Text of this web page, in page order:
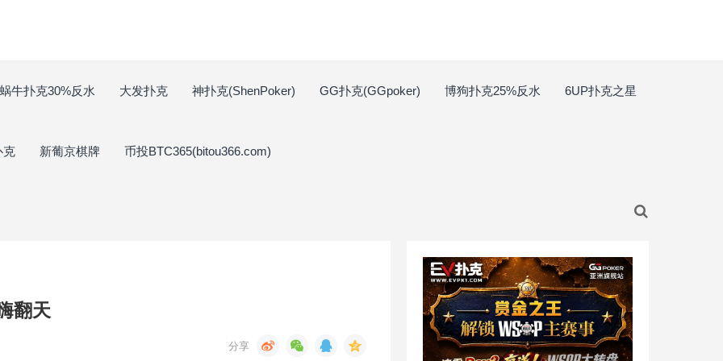
蜗牛扑克30%反水 大发扑克 神扑克(ShenPoker) GG扑克(GGpoker) 博狗扑克25%反水 6UP扑克之星
克 新葡京棋牌 币投BTC365(bitou366.com)
翻天